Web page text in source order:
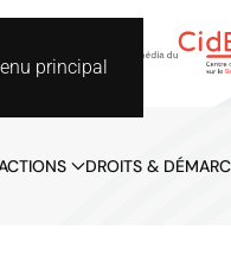
principal
DROITS &